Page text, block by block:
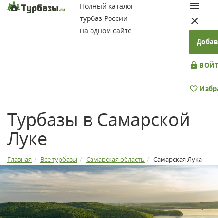
Полный каталог
турбаз России
на одном сайте
Турбазы в Самарской
Луке
Главная Все турбазы Самарская область Самарская Лука